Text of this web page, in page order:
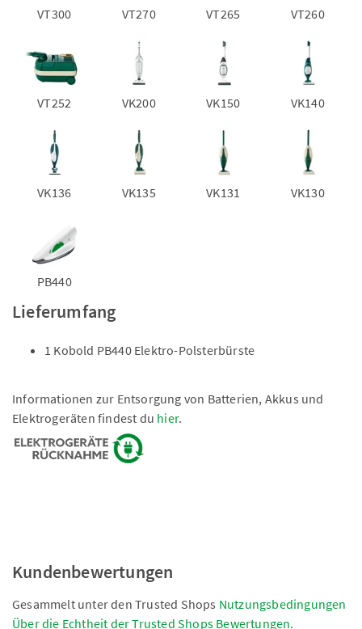
VT300 VT270 VT265 VT260
VT252 VK200 VK150 VK140
VK136 VK135 VK131 VK130
PB440
Lieferumfang
1 Kobold PB440 Elektro-Polsterbürste
Informationen zur Entsorgung von Batterien, Akkus und
Elektrogeräten findest du hier.
Kundenbewertungen
Gesammelt unter den Trusted Shops Nutzungsbedingungen
Über die Echtheit der Trusted Shops Bewertungen.